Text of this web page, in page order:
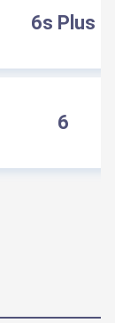
6s Plus
6